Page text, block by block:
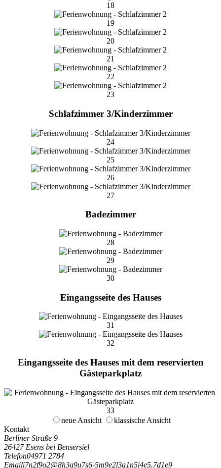
18
19
20
21
22
23
Schlafzimmer 3/Kinderzimmer
24
25
26
27
Badezimmer
28
29
30
Eingangsseite des Hauses
31
32
Eingangsseite des Hauses mit dem reservierten
Gästeparkplatz
33
neue Ansicht
klassische Ansicht
Kontakt
Berliner Straße 9
26427 Esens bei Bensersiel
Telefon04971 2784
Emaili7n2f9o2@8h3a9u7s6-5m9e2l3a1n5i4e5.7d1e9